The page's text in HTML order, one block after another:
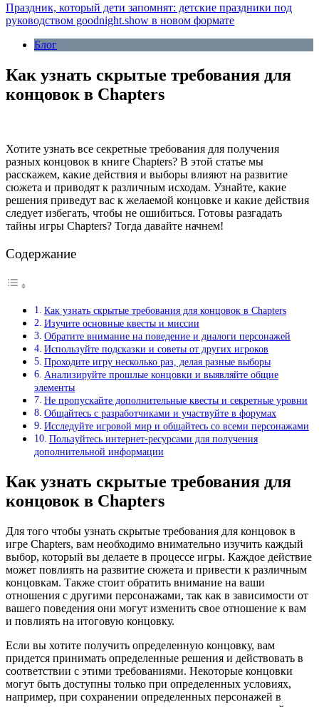
Праздник, который дети запомнят: детские праздники под
руководством goodnight.show в новом формате
Блог
Как узнать скрытые требования для
концовок в Chapters
Хотите узнать все секретные требования для получения
разных концовок в книге Chapters? В этой статье мы
расскажем, какие действия и выборы влияют на развитие
сюжета и приводят к различным исходам. Узнайте, какие
решения приведут вас к желаемой концовке и какие действия
следует избегать, чтобы не ошибиться. Готовы разгадать
тайны игры Chapters? Тогда давайте начнем!
Содержание
Как узнать скрытые требования для концовок в Chapters
Изучите основные квесты и миссии
Обратите внимание на поведение и диалоги персонажей
Используйте подсказки и советы от других игроков
Проходите игру несколько раз, делая разные выборы
Анализируйте прошлые концовки и выявляйте общие
элементы
Не пропускайте дополнительные квесты и секретные уровни
Общайтесь с разработчиками и участвуйте в форумах
Исследуйте игровой мир и общайтесь со всеми персонажами
Пользуйтесь интернет-ресурсами для получения
дополнительной информации
Как узнать скрытые требования для
концовок в Chapters
Для того чтобы узнать скрытые требования для концовок в
игре Chapters, вам необходимо внимательно изучить каждый
выбор, который вы делаете в процессе игры. Каждое действие
может повлиять на развитие сюжета и привести к различным
концовкам. Также стоит обратить внимание на ваши
отношения с другими персонажами, так как в зависимости от
вашего поведения они могут изменить свое отношение к вам
и повлиять на итоговую концовку.
Если вы хотите получить определенную концовку, вам
придется принимать определенные решения и действовать в
соответствии с этими требованиями. Некоторые концовки
могут быть доступны только при определенных условиях,
например, при сохранении определенных персонажей в